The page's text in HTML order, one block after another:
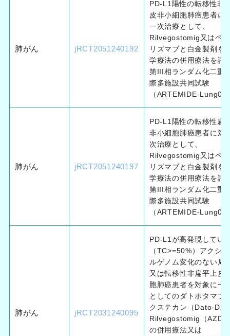
肺がん jRCT2051240192
PD-L1陽性の転移性非
皮非小細胞肺癌患者に
一次治療として、
Rilvegostomig又はペ
リズマブと白金製剤を
学療法の併用療法を評
第III相ランダム化二重
際多施設共同試験
（ARTEMIDE-Lung03
肺がん jRCT2051240197
PD-L1陽性の転移性扁
非小細胞肺癌患者に対
次治療として、
Rilvegostomig又はペ
リズマブと白金製剤を
学療法の併用療法を評
第III相ランダム化二重
際多施設共同試験
（ARTEMIDE-Lung02
肺がん jRCT2031240095
PD-L1が高発現してい
（TC>=50%）アクシ
ルゲノム変化のない局
又は転移性非扁平上皮
胞肺癌患者を対象に一
としてのダトポタマブ
クステカン（Dato-
Rilvegostomig（
の併用療法又は